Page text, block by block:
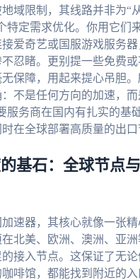
域限制，其线路并非为“
特定需求优化。你用它们
爱奇艺或国服游戏服务
忍睹。更别提一些免费
保障，用起来提心吊胆。
不是任何方向的加速，而
服务商在国内有扎实的基
在全球部署高质量的出口
基石：全球节点
速器，其核心就像一张
北美、欧洲、澳洲、亚
接入节点。这保证了无
啡馆，都能找到附近的